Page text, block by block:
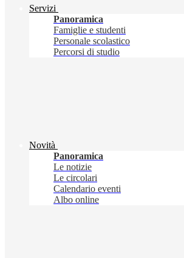
Servizi
Panoramica
Famiglie e studenti
Personale scolastico
Percorsi di studio
Novità
Panoramica
Le notizie
Le circolari
Calendario eventi
Albo online